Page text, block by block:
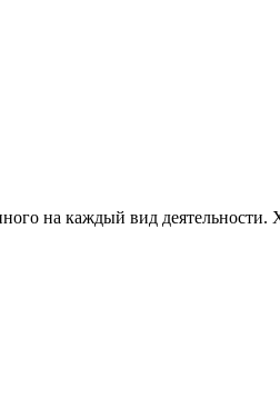
на каждый вид